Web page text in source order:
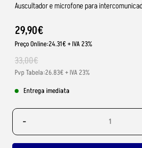
Auscultador e microfone para
29,90€
Preço Online:24.31€ + IVA 23%
33,00€
Pvp Tabela:26.83€ + IVA 23%
Entrega imediata
-